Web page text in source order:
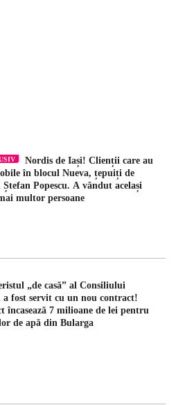
Nordis de Iași! Clienții care au
în blocul Nueva, țepuiți de
Popescu. A vândut același
multor persoane
„de casă” al Consiliului
a fost servit cu un nou contract!
încasează 7 milioane de lei pentru
de apă din Bularga